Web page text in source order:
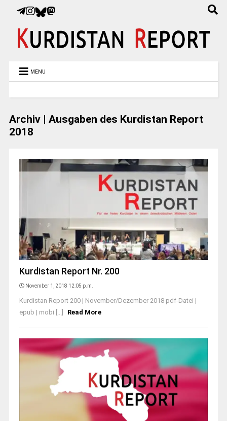
MENU
Archiv | Ausgaben des Kurdistan Report
2018
Kurdistan Report Nr. 200
November 1, 2018 12:05 p.m.
Kurdistan Report 200 | November/Dezember 2018 pdf-Datei |
epub | mobi [...]
Read More